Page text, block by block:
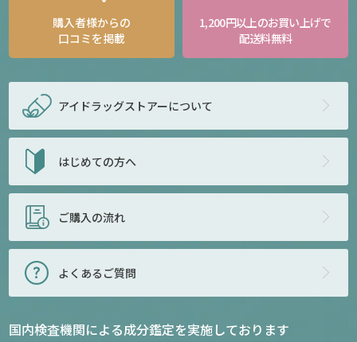
購入者様からの
口コミを掲載
1,200円以上のお買い上げで
配送料無料
アイドラッグストアーについて
はじめての方へ
ご購入の流れ
よくあるご質問
国内検査機関による成分鑑定を実施しております